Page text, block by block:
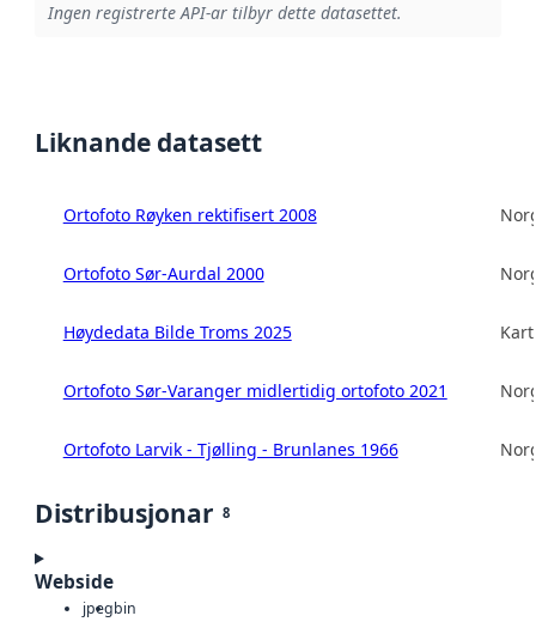
Ingen registrerte API-ar tilbyr dette datasettet.
Liknande datasett
Ortofoto Røyken rektifisert 2008
Ortofoto Sør-Aurdal 2000
Høydedata Bilde Troms 2025
Ortofoto Sør-Varanger midlertidig ortofoto 2021
Ortofoto Larvik - Tjølling - Brunlanes 1966
Distribusjonar 8
Webside
jpegbin